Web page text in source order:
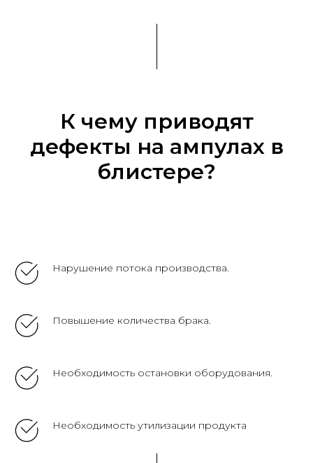
К чему приводят
дефекты на ампулах в
блистере?
Нарушение потока производства.
Повышение количества брака.
Необходимость остановки оборудования.
Необходимость утилизации продукта